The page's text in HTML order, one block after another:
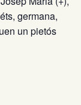
germana,
un pietós